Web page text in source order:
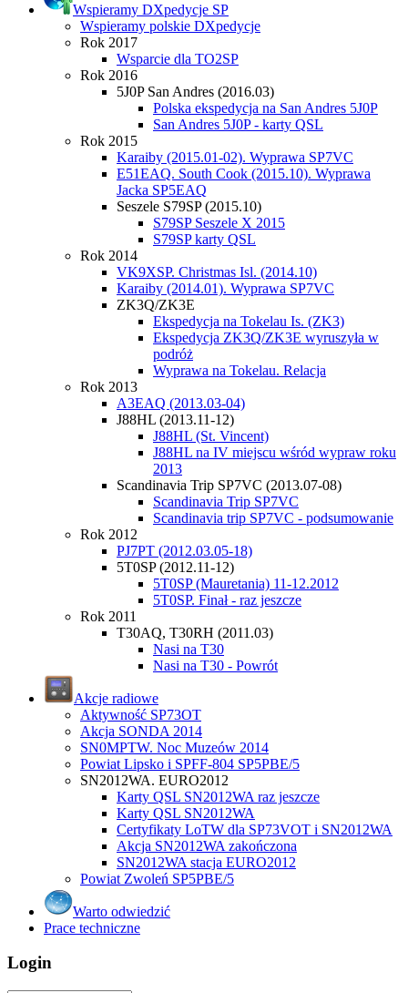
Wspieramy DXpedycje SP
Wspieramy polskie DXpedycje
Rok 2017
Wsparcie dla TO2SP
Rok 2016
5J0P San Andres (2016.03)
Polska ekspedycja na San Andres 5J0P
San Andres 5J0P - karty QSL
Rok 2015
Karaiby (2015.01-02). Wyprawa SP7VC
E51EAQ. South Cook (2015.10). Wyprawa
Jacka SP5EAQ
Seszele S79SP (2015.10)
S79SP Seszele X 2015
S79SP karty QSL
Rok 2014
VK9XSP. Christmas Isl. (2014.10)
Karaiby (2014.01). Wyprawa SP7VC
ZK3Q/ZK3E
Ekspedycja na Tokelau Is. (ZK3)
Ekspedycja ZK3Q/ZK3E wyruszyła w
podróż
Wyprawa na Tokelau. Relacja
Rok 2013
A3EAQ (2013.03-04)
J88HL (2013.11-12)
J88HL (St. Vincent)
J88HL na IV miejscu wśród wypraw roku
2013
Scandinavia Trip SP7VC (2013.07-08)
Scandinavia Trip SP7VC
Scandinavia trip SP7VC - podsumowanie
Rok 2012
PJ7PT (2012.03.05-18)
5T0SP (2012.11-12)
5T0SP (Mauretania) 11-12.2012
5T0SP. Finał - raz jeszcze
Rok 2011
T30AQ, T30RH (2011.03)
Nasi na T30
Nasi na T30 - Powrót
Akcje radiowe
Aktywność SP73OT
Akcja SONDA 2014
SN0MPTW. Noc Muzeów 2014
Powiat Lipsko i SPFF-804 SP5PBE/5
SN2012WA. EURO2012
Karty QSL SN2012WA raz jeszcze
Karty QSL SN2012WA
Certyfikaty LoTW dla SP73VOT i SN2012WA
Akcja SN2012WA zakończona
SN2012WA stacja EURO2012
Powiat Zwoleń SP5PBE/5
Warto odwiedzić
Prace techniczne
Login